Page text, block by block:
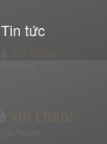
Tin tức